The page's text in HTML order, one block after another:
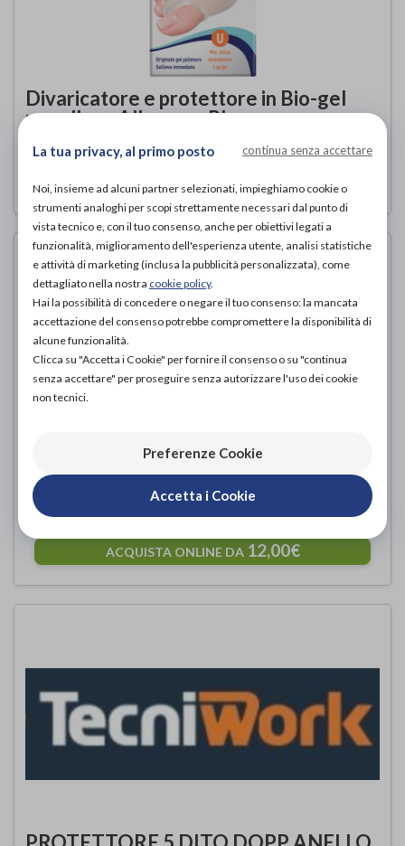
Divaricatore e protettore in Bio-gel
per alluce Alluxcare Plus
Divaricatore integrale in gel per dita
del piede
diTECNIWORK
ACQUISTA ONLINE DA 12,00€
La tua privacy, al primo posto continua senza accettare
Noi, insieme ad alcuni partner selezionati, impieghiamo cookie o
strumenti analoghi per scopi strettamente necessari dal punto di
vista tecnico e, con il tuo consenso, anche per obiettivi legati a
funzionalità, miglioramento dell'esperienza utente, analisi statistiche
e attività di marketing (inclusa la pubblicità personalizzata), come
dettagliato nella nostra cookie policy.
Hai la possibilità di concedere o negare il tuo consenso: la mancata
accettazione del consenso potrebbe compromettere la disponibilità di
alcune funzionalità.
Clicca su "Accetta i Cookie" per fornire il consenso o su "continua
senza accettare" per proseguire senza autorizzare l'uso dei cookie
non tecnici.
Preferenze Cookie
Accetta i Cookie